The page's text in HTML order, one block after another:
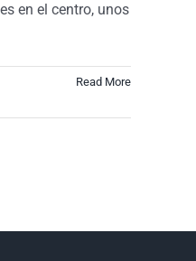
en el centro, unos
Read More